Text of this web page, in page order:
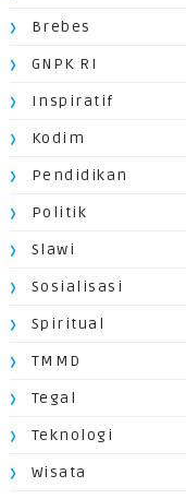
Brebes
GNPK RI
Inspiratif
Kodim
Pendidikan
Politik
Slawi
Sosialisasi
Spiritual
TMMD
Tegal
Teknologi
Wisata